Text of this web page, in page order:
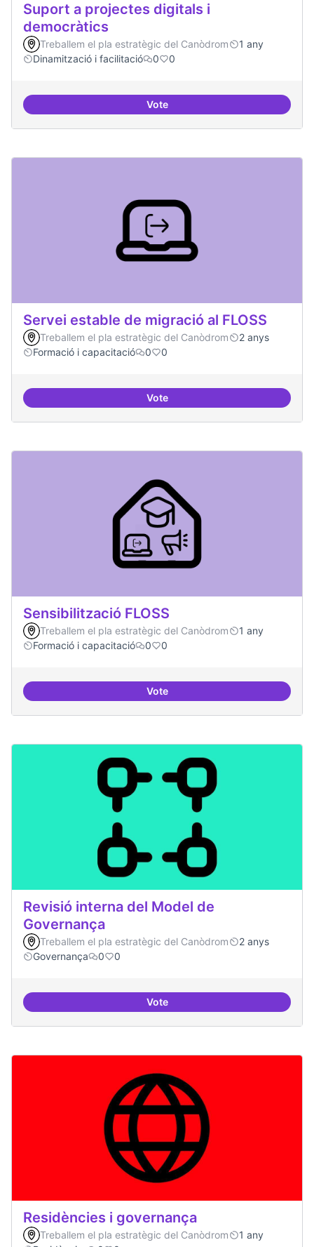
Suport a projectes digitals i
democràtics
Treballem el pla estratègic del Canòdrom
1 any
Dinamització i facilitació
0 0
VoteSuport a projectes digitals i
Servei estable de migració al FLOSS
Treballem el pla estratègic del Canòdrom
2 anys
Formació i capacitació
0 0
VoteServei estable de migració al
Sensibilització FLOSS
Treballem el pla estratègic del Canòdrom
1 any
Formació i capacitació
0 0
VoteSensibilització FLOSS
Revisió interna del Model de
Governança
Treballem el pla estratègic del Canòdrom
2 anys
Governança
0 0
VoteRevisió interna del Model de
Residències i governança
Treballem el pla estratègic del Canòdrom
1 any